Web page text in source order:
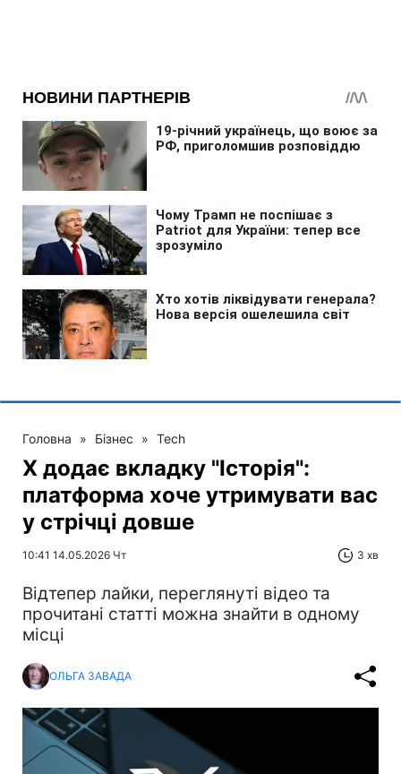
Головна » Бізнес » Tech
X додає вкладку "Історія":
платформа хоче утримувати вас
у стрічці довше
10:41 14.05.2026 Чт 3 хв
Відтепер лайки, переглянуті відео та
прочитані статті можна знайти в одному
місці
ОЛЬГА ЗАВАДА